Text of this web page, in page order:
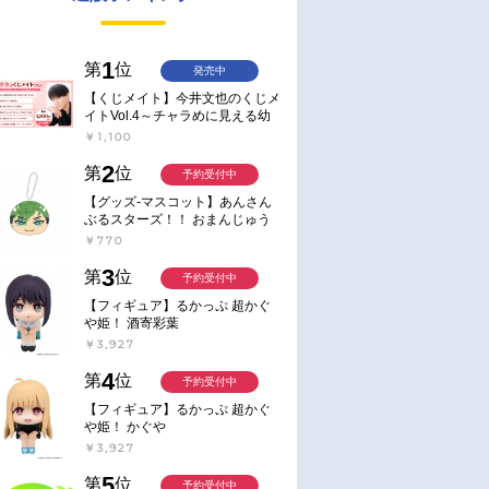
第1位
【くじメイト】今井文也のくじメ
イトVol.4～チャラめに見える幼
馴染、実は一途で独占欲が強いん
￥1,100
発売中
第2位
【グッズ-マスコット】あんさん
ぶるスターズ！！ おまんじゅう
にぎにぎマスコット ねくすと2
￥770
予約受付中
第3位
【フィギュア】るかっぷ 超かぐ
や姫！ 酒寄彩葉
￥3,927
予約受付中
第4位
【フィギュア】るかっぷ 超かぐ
や姫！ かぐや
￥3,927
予約受付中
第 位 予約受付中